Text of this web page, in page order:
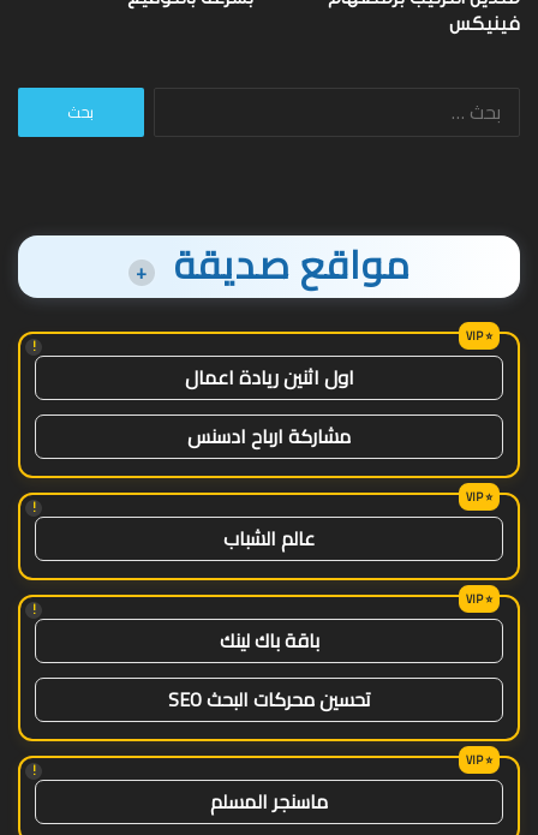
فينيكس
البحث
مواقع صديقة +
!
اول اثنين ريادة اعمال
مشاركة ارباح ادسنس
!
عالم الشباب
!
باقة باك لينك
تحسين محركات البحث SEO
!
ماسنجر المسلم